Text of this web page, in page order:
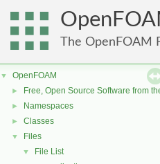
The OpenFOAM
▼ OpenFOAM
► Free, Open Source Software from
► Namespaces
► Classes
▼ Files
▼ File List